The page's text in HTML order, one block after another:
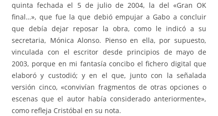
quinta fechada el 5 de julio de 2004, la del «Gran OK
final…», que fue la que debió empujar a Gabo a concluir
que debía dejar reposar la obra, como le indicó a su
secretaria, Mónica Alonso. Pienso en ella, por supuesto,
vinculada con el escritor desde principios de mayo de
2003, porque en mi fantasía concibo el fichero digital que
elaboró y custodió; y en el que, junto con la señalada
versión cinco, «convivían fragmentos de otras opciones o
escenas que el autor había considerado anteriormente»,
como refleja Cristóbal en su nota.